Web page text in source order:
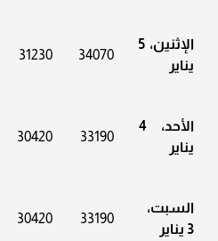
الإثنين، 5
يناير
34070
31230
الأحد، 4
يناير
33190
30420
السبت،
3 يناير
33190
30420